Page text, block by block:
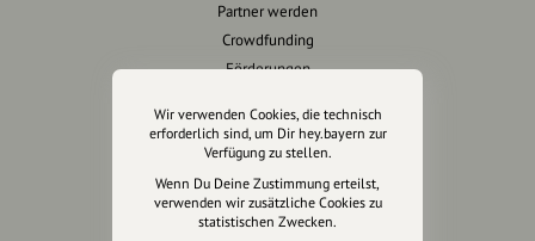
Partner werden
Crowdfunding
Förderungen
Rechtliches
Impressum
Datenschutz
Wir verwenden Cookies, die technisch
erforderlich sind, um Dir hey.bayern zur
Verfügung zu stellen.
Wenn Du Deine Zustimmung erteilst,
verwenden wir zusätzliche Cookies zu
statistischen Zwecken.